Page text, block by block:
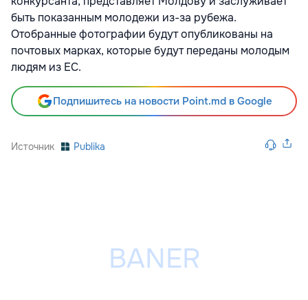
быть показанным молодежи из-за рубежа.
Отобранные фотографии будут опубликованы на
почтовых марках, которые будут переданы молодым
людям из ЕС.
Подпишитесь на новости Point.md в Google
Источник Publika